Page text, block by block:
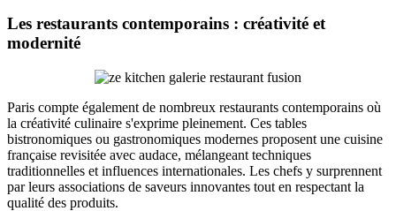
Les restaurants contemporains : créativité et
modernité
Paris compte également de nombreux restaurants contemporains où
la créativité culinaire s'exprime pleinement. Ces tables
bistronomiques ou gastronomiques modernes proposent une cuisine
française revisitée avec audace, mélangeant techniques
traditionnelles et influences internationales. Les chefs y surprennent
par leurs associations de saveurs innovantes tout en respectant la
qualité des produits.